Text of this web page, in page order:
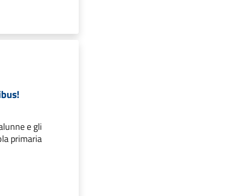
e gli
primaria